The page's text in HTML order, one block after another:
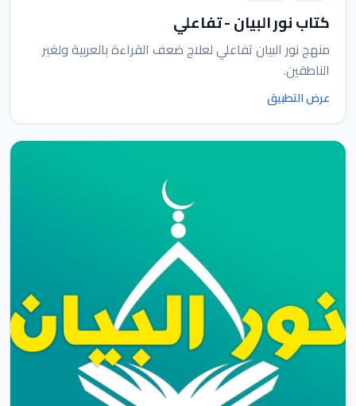
كتاب نور البيان - تفاعلي
منهج نور البيان تفاعلي لعلاج ضعف القراءة بالعربية ولغير
الناطقين.
عرض التطبيق